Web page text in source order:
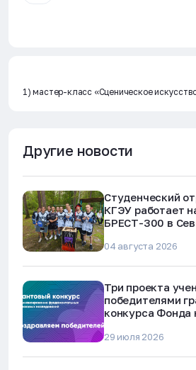
1) мастер-класс «Сценическое
Другие новости
Студенческий
КГЭУ работает
БРЕСТ-300 в
04 августа 2026
Три проекта
победителями
конкурса Фонда
29 июля 2026